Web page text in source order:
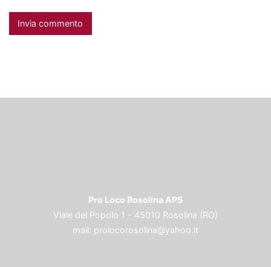
Pro Loco Rosolina APS
Viale del Popolo 1 - 45010 Rosolina (RO)
mail: prolocorosolina@yahoo.it